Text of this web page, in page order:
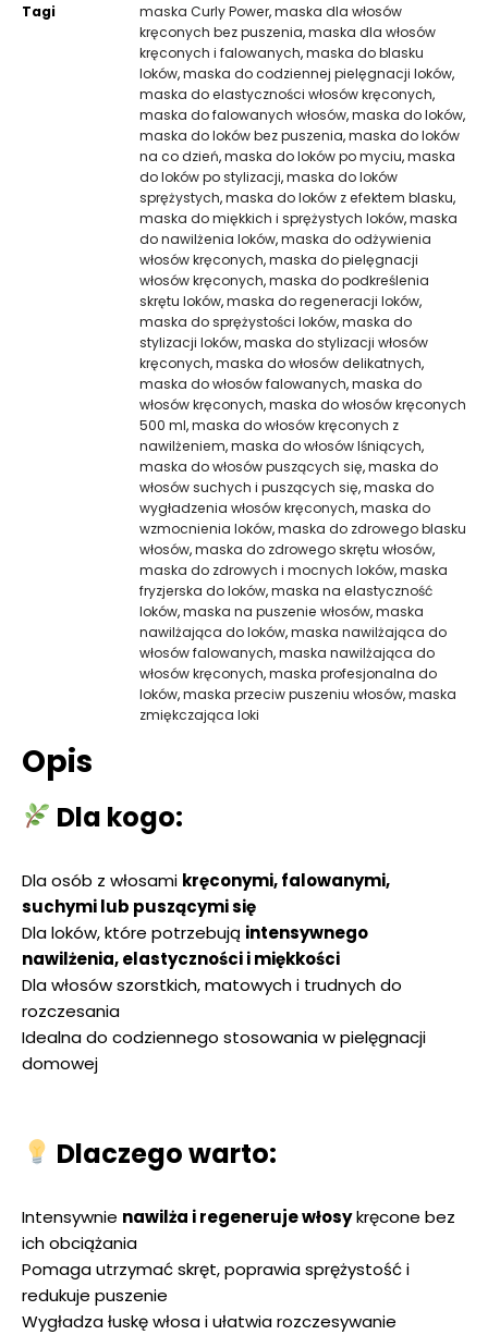
Tagi maska Curly Power,maska dla włosów
kręconych bez puszenia,maska dla włosów
kręconych i falowanych,maska do blasku
loków,maska do codziennej pielęgnacji loków,
maska do elastyczności włosów kręconych,
maska do falowanych włosów,maska do loków,
maska do loków bez puszenia,maska do loków
na co dzień,maska do loków po myciu,maska
do loków po stylizacji,maska do loków
sprężystych,maska do loków z efektem blasku,
maska do miękkich i sprężystych loków,maska
do nawilżenia loków,maska do odżywienia
włosów kręconych,maska do pielęgnacji
włosów kręconych,maska do podkreślenia
skrętu loków,maska do regeneracji loków,
maska do sprężystości loków,maska do
stylizacji loków,maska do stylizacji włosów
kręconych,maska do włosów delikatnych,
maska do włosów falowanych,maska do
włosów kręconych,maska do włosów kręconych
500 ml,maska do włosów kręconych z
nawilżeniem,maska do włosów lśniących,
maska do włosów puszących się,maska do
włosów suchych i puszących się,maska do
wygładzenia włosów kręconych,maska do
wzmocnienia loków,maska do zdrowego blasku
włosów,maska do zdrowego skrętu włosów,
maska do zdrowych i mocnych loków,maska
fryzjerska do loków,maska na elastyczność
loków,maska na puszenie włosów,maska
nawilżająca do loków,maska nawilżająca do
włosów falowanych,maska nawilżająca do
włosów kręconych,maska profesjonalna do
loków,maska przeciw puszeniu włosów,maska
zmiękczająca loki
Opis
Dla kogo:
Dla osób z włosami kręconymi, falowanymi,
suchymi lub puszącymi się
Dla loków, które potrzebują intensywnego
nawilżenia, elastyczności i miękkości
Dla włosów szorstkich, matowych i trudnych do
rozczesania
Idealna do codziennego stosowania w pielęgnacji
domowej
Dlaczego warto:
Intensywnie nawilża i regeneruje włosykręcone bez
ich obciążania
Pomaga utrzymać skręt, poprawia sprężystość i
redukuje puszenie
Wygładza łuskę włosa i ułatwia rozczesywanie